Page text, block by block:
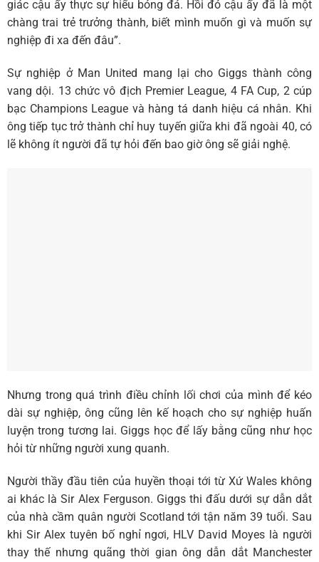
giác cậu ấy thực sự hiểu bóng đá. Hồi đó cậu ấy đã là một
chàng trai trẻ trưởng thành, biết mình muốn gì và muốn sự
nghiệp đi xa đến đâu”.
Sự nghiệp ở Man United mang lại cho Giggs thành công
vang dội. 13 chức vô địch Premier League, 4 FA Cup, 2 cúp
bạc Champions League và hàng tá danh hiệu cá nhân. Khi
ông tiếp tục trở thành chỉ huy tuyến giữa khi đã ngoài 40, có
lẽ không ít người đã tự hỏi đến bao giờ ông sẽ giải nghệ.
Nhưng trong quá trình điều chỉnh lối chơi của mình để kéo
dài sự nghiệp, ông cũng lên kế hoạch cho sự nghiệp huấn
luyện trong tương lai. Giggs học để lấy bằng cũng như học
hỏi từ những người xung quanh.
Người thầy đầu tiên của huyền thoại tới từ Xứ Wales không
ai khác là Sir Alex Ferguson. Giggs thi đấu dưới sự dẫn dắt
của nhà cầm quân người Scotland tới tận năm 39 tuổi. Sau
khi Sir Alex tuyên bố nghỉ ngơi, HLV David Moyes là người
thay thế nhưng quãng thời gian ông dẫn dắt Manchester